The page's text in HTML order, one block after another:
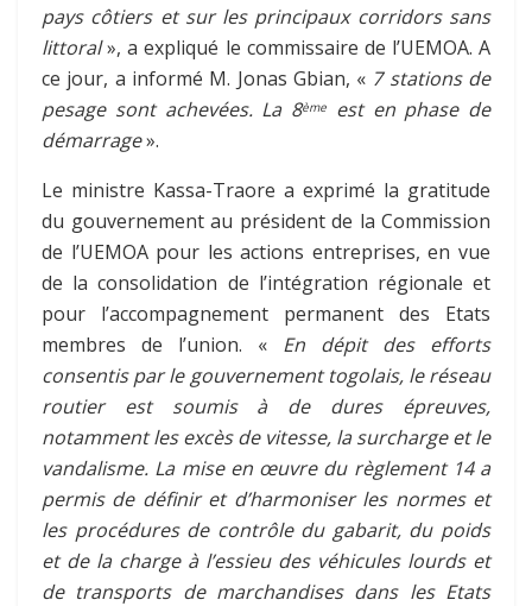
pays côtiers et sur les principaux corridors sans
littoral», a expliqué le commissaire de l’UEMOA. A
ce jour, a informé M. Jonas Gbian, « 7 stations de
pesage sont achevées. La 8ème
est en phase de
démarrage».
Le ministre Kassa-Traore a exprimé la gratitude
du gouvernement au président de la Commission
de l’UEMOA pour les actions entreprises, en vue
de la consolidation de l’intégration régionale et
pour l’accompagnement permanent des Etats
membres de l’union. « En dépit des efforts
consentis par le gouvernement togolais, le réseau
routier est soumis à de dures épreuves,
notamment les excès de vitesse, la surcharge et le
vandalisme. La mise en œuvre du règlement 14 a
permis de définir et d’harmoniser les normes et
les procédures de contrôle du gabarit, du poids
et de la charge à l’essieu des véhicules lourds et
de transports de marchandises dans les Etats